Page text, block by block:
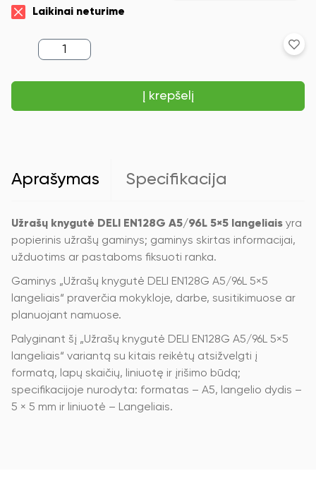
Laikinai neturime
produkto
kiekis:
knygutė
EN128G
viršelis,
Į krepšelį
Aprašymas Specifikacija
Užrašų knygutė DELI EN128G A5/96L 5×5 langeliais yra
popierinis užrašų gaminys; gaminys skirtas informacijai,
užduotims ar pastaboms fiksuoti ranka.
Gaminys „Užrašų knygutė DELI EN128G A5/96L 5×5
langeliais“ praverčia mokykloje, darbe, susitikimuose ar
planuojant namuose.
Palyginant šį „Užrašų knygutė DELI EN128G A5/96L 5×5
langeliais“ variantą su kitais reikėtų atsižvelgti į
formatą, lapų skaičių, liniuotę ir įrišimo būdą;
specifikacijoje nurodyta: formatas – A5, langelio dydis –
5 × 5 mm ir liniuotė – Langeliais.